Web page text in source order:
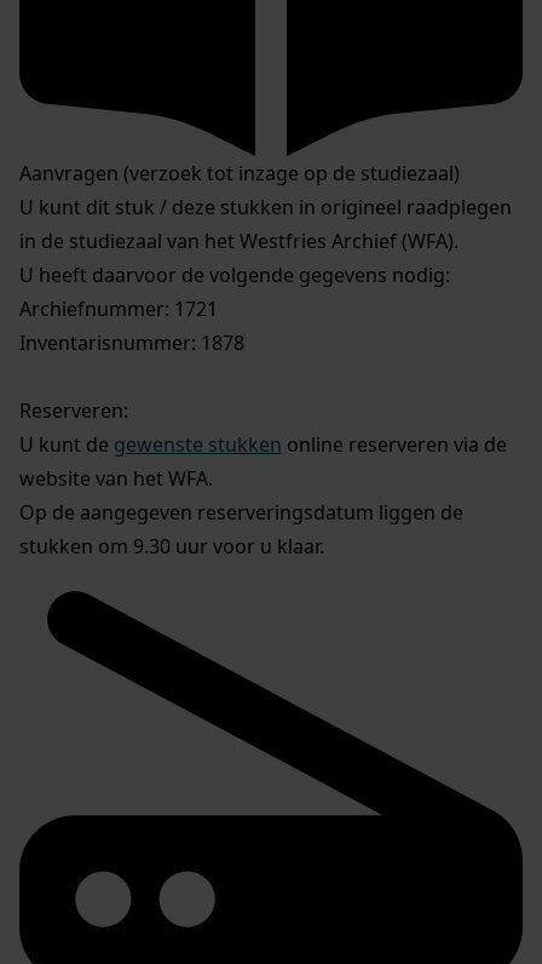
Aanvragen (verzoek tot inzage op de studiezaal)
U kunt dit stuk / deze stukken in origineel raadplegen
in de studiezaal van het Westfries Archief (WFA).
U heeft daarvoor de volgende gegevens nodig:
Archiefnummer: 1721
Inventarisnummer: 1878
Reserveren:
U kunt de gewenste stukken online reserveren via de
website van het WFA.
Op de aangegeven reserveringsdatum liggen de
stukken om 9.30 uur voor u klaar.